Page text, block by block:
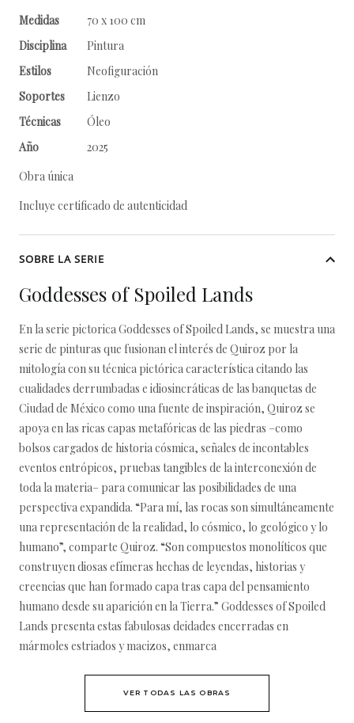
Medidas
70 x 100 cm
Disciplina
Pintura
Estilos
Neofiguración
Soportes
Lienzo
Técnicas
Óleo
Año
2025
Obra única
Incluye certificado de autenticidad
SOBRE LA SERIE
Goddesses of Spoiled Lands
En la serie pictorica Goddesses of Spoiled Lands, se muestra una
serie de pinturas que fusionan el interés de Quiroz por la
mitología con su técnica pictórica característica citando las
cualidades derrumbadas e idiosincráticas de las banquetas de
Ciudad de México como una fuente de inspiración, Quiroz se
apoya en las ricas capas metafóricas de las piedras –como
bolsos cargados de historia cósmica, señales de incontables
eventos entrópicos, pruebas tangibles de la interconexión de
toda la materia– para comunicar las posibilidades de una
perspectiva expandida. “Para mí, las rocas son simultáneamente
una representación de la realidad, lo cósmico, lo geológico y lo
humano”, comparte Quiroz. “Son compuestos monolíticos que
construyen diosas efímeras hechas de leyendas, historias y
creencias que han formado capa tras capa del pensamiento
humano desde su aparición en la Tierra.” Goddesses of Spoiled
Lands presenta estas fabulosas deidades encerradas en
mármoles estriados y macizos, enmarca
VER TODAS LAS OBRAS